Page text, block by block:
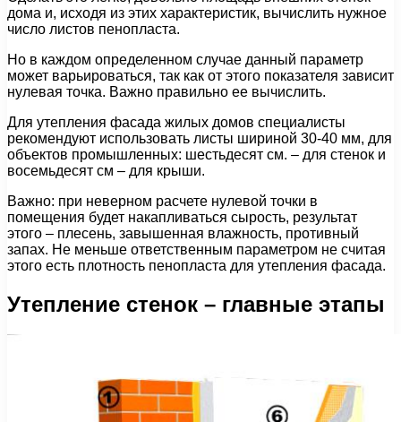
дома и, исходя из этих характеристик, вычислить нужное
число листов пенопласта.
Но в каждом определенном случае данный параметр
может варьироваться, так как от этого показателя зависит
нулевая точка. Важно правильно ее вычислить.
Для утепления фасада жилых домов специалисты
рекомендуют использовать листы шириной 30-40 мм, для
объектов промышленных: шестьдесят см. – для стенок и
восемьдесят см – для крыши.
Важно: при неверном расчете нулевой точки в
помещения будет накапливаться сырость, результат
этого – плесень, завышенная влажность, противный
запах. Не меньше ответственным параметром не считая
этого есть плотность пенопласта для утепления фасада.
Утепление стенок – главные этапы